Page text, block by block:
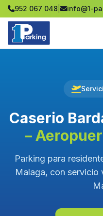
952 067 048 info@1-
Caserio
–
Parking para
Malaga, con servicio